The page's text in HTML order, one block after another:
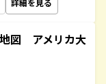
図 アメリカ大